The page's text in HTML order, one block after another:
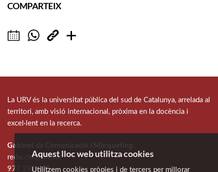
COMPARTEIX
La URV és la universitat pública del sud de Catalunya, arrelada al
territori, amb visió internacional, pròxima en la docència i
excel·lent en la recerca.
Gabinet de Comunicació i Màrqueting
redaccio@urv.cat
977 297 975
Aquest lloc web utilitza cookies
Utilitzem cookies pròpies i de tercers per millorar